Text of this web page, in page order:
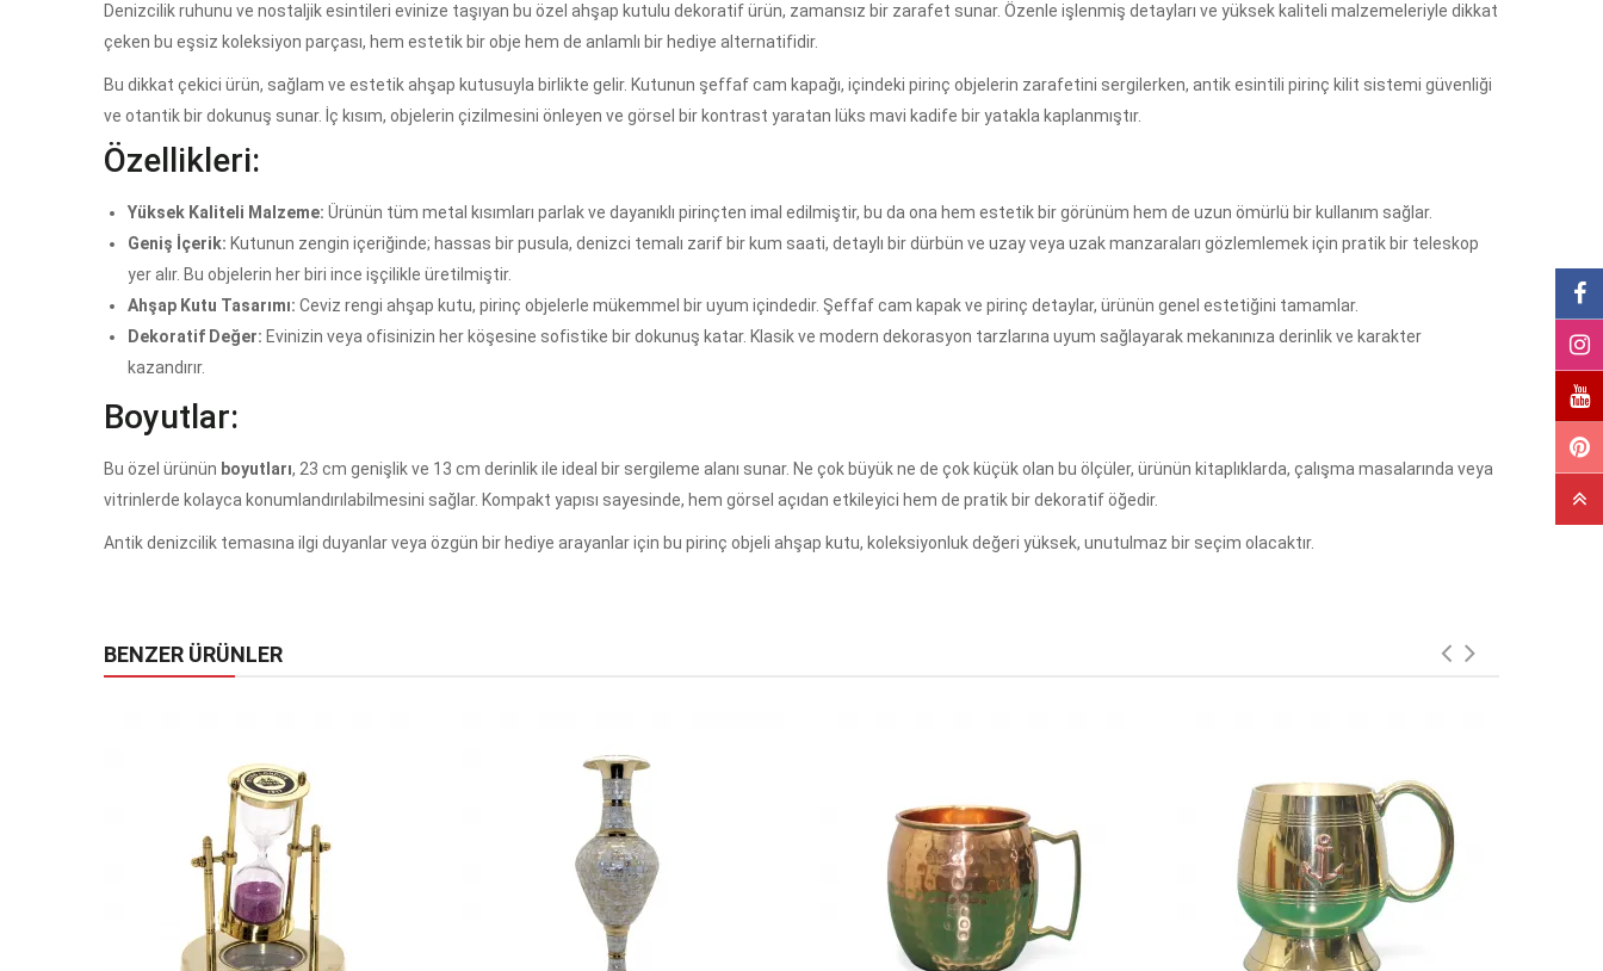
Denizcilik ruhunu ve nostaljik esintileri evinize taşıyan bu özel ahşap kutulu dekoratif ürün, zamansız bir zarafet sunar. Özenle işlenmiş detayları ve yüksek kaliteli malzemeleriyle dikkat
çeken bu eşsiz koleksiyon parçası, hem estetik bir obje hem de anlamlı bir hediye alternatifidir.
Bu dikkat çekici ürün, sağlam ve estetik ahşap kutusuyla birlikte gelir. Kutunun şeffaf cam kapağı, içindeki pirinç objelerin zarafetini sergilerken, antik esintili pirinç kilit sistemi güvenliği
ve otantik bir dokunuş sunar. İç kısım, objelerin çizilmesini önleyen ve görsel bir kontrast yaratan lüks mavi kadife bir yatakla kaplanmıştır.
Özellikleri:
Yüksek Kaliteli Malzeme: Ürünün tüm metal kısımları parlak ve dayanıklı pirinçten imal edilmiştir, bu da ona hem estetik bir görünüm hem de uzun ömürlü bir kullanım sağlar.
Geniş İçerik: Kutunun zengin içeriğinde; hassas bir pusula, denizci temalı zarif bir kum saati, detaylı bir dürbün ve uzay veya uzak manzaraları gözlemlemek için pratik bir teleskop
yer alır. Bu objelerin her biri ince işçilikle üretilmiştir.
Ahşap Kutu Tasarımı: Ceviz rengi ahşap kutu, pirinç objelerle mükemmel bir uyum içindedir. Şeffaf cam kapak ve pirinç detaylar, ürünün genel estetiğini tamamlar.
Dekoratif Değer: Evinizin veya ofisinizin her köşesine sofistike bir dokunuş katar. Klasik ve modern dekorasyon tarzlarına uyum sağlayarak mekanınıza derinlik ve karakter
kazandırır.
Boyutlar:
Bu özel ürünün boyutları, 23 cm genişlik ve 13 cm derinlik ile ideal bir sergileme alanı sunar. Ne çok büyük ne de çok küçük olan bu ölçüler, ürünün kitaplıklarda, çalışma masalarında veya
vitrinlerde kolayca konumlandırılabilmesini sağlar. Kompakt yapısı sayesinde, hem görsel açıdan etkileyici hem de pratik bir dekoratif öğedir.
Antik denizcilik temasına ilgi duyanlar veya özgün bir hediye arayanlar için bu pirinç objeli ahşap kutu, koleksiyonluk değeri yüksek, unutulmaz bir seçim olacaktır.
BENZER ÜRÜNLER